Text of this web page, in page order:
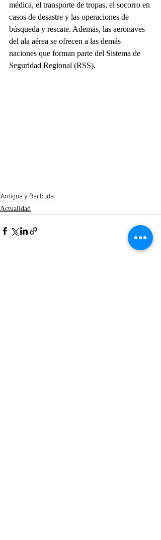
médica, el transporte de tropas, el socorro en
casos de desastre y las operaciones de
búsqueda y rescate. Además, las aeronaves
del ala aérea se ofrecen a las demás
naciones que forman parte del Sistema de
Seguridad Regional (RSS).
Antigua y Barbuda
Actualidad